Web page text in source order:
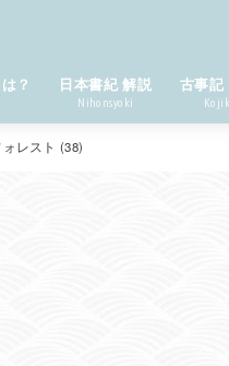
？ 日本書紀 解説
Nihonsyoki
古事記
レスト (38)